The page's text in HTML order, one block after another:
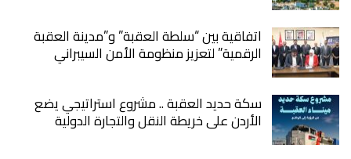
اتفاقية بين “سلطة العقبة” و”مدينة العقبة
الرقمية” لتعزيز منظومة الأمن السيبراني
سكة حديد العقبة .. مشروع استراتيجي يضع
الأردن على خريطة النقل والتجارة الدولية